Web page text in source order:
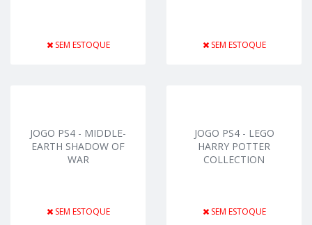
SEM ESTOQUE SEM ESTOQUE
JOGO PS4 - MIDDLE-
EARTH SHADOW OF
WAR
SEM ESTOQUE
JOGO PS4 - LEGO
HARRY POTTER
COLLECTION
SEM ESTOQUE